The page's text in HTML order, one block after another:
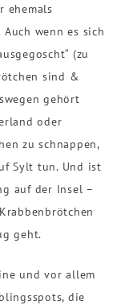
ehemals
wenn es sich
(zu
sind &
gehört
oder
zu schnappen,
Sylt tun. Und ist
auf der Insel –
geht.
und vor allem
die